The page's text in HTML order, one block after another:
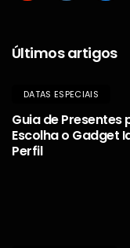
Últimos artigos
DATAS ESPECIAIS
Guia de Presentes
Escolha o Gadget
Perfil